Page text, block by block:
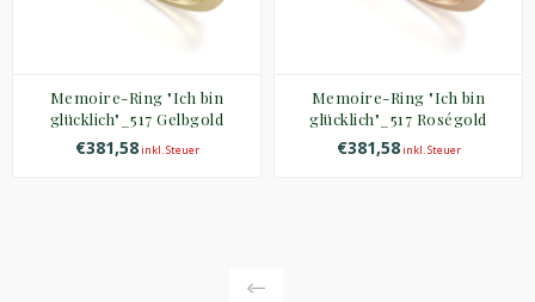
Memoire-Ring "Ich bin
glücklich"_517 Gelbgold
€381,58inkl. Steuer
Memoire-Ring "Ich bin
glücklich"_517 Roségold
€381,58inkl. Steuer